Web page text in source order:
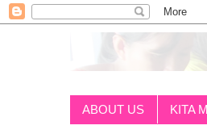
ABOUT US KITA